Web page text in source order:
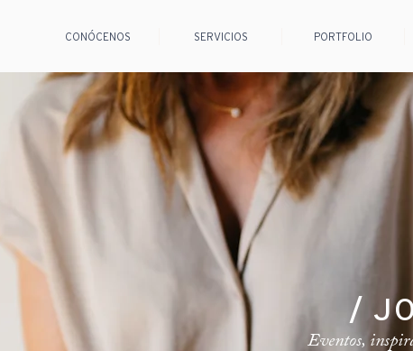
CONÓCENOS SERVICIOS PORTFOLIO
/
Eventos,